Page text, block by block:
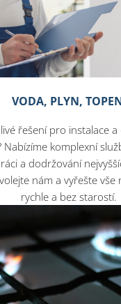
VODA, PLYN,
řešení pro instalace
Nabízíme komplexní
a dodržování
nám a vyřešte vše
rychle a bez starostí.